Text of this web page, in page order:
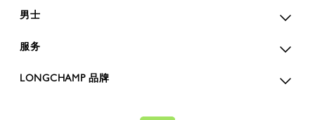
男士
服务
LONGCHAMP 品牌